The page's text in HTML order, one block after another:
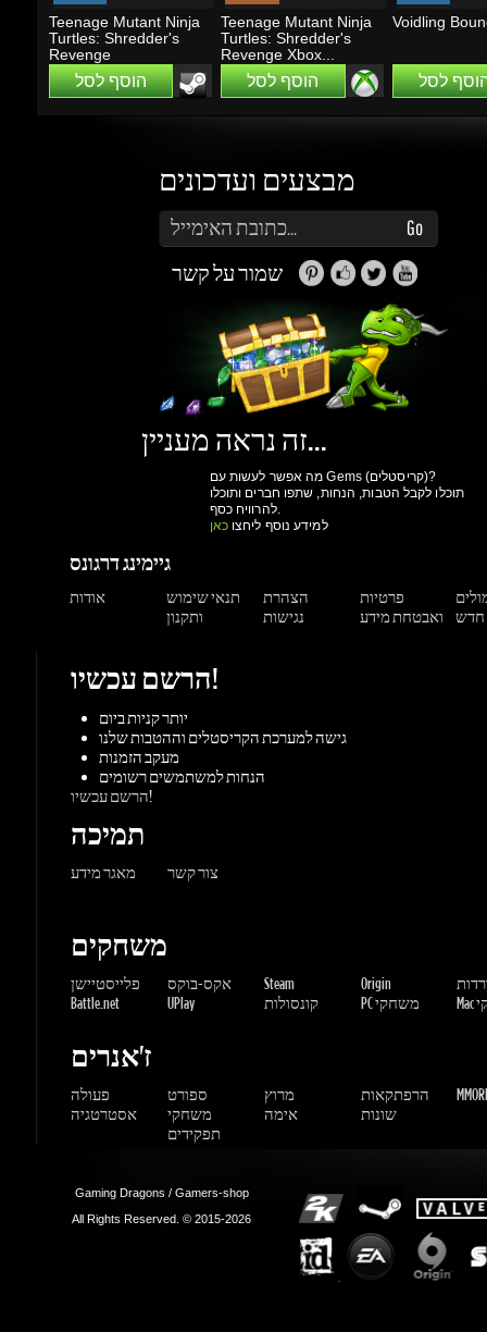
מבצעים ועדכונים
הזן את כתובת הדוא"ל שלך כדי להירשם לעדכונים ומבצעים
שמור על קשר
זה נראה מעניין...
תוכלו לקבל הטבות, הנחות, שתפו חברים ותוכלו
להרוויח כסף.
גיימינג דרגונס
תנאי שימוש הצהרת
נגישות
פרטיות
יותר קניות ביום
גישה למערכת הקריסטלים וההטבות שלנו
הנחות למשתמשים רשומים
הרשם עכשיו!
תמיכה
מאגר מידע צור קשר
משחקים
פלייסטיישן אקס-בוקס
ז'אנרים
פעולה ספורט מרוץ הרפתקאות
אסטרטגיה
משחקי אימה שונות
All Rights Reserved. © 2015-2026